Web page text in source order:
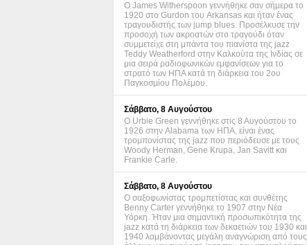
Ο James Witherspoon γεννήθηκε σαν σήμερα το
1920 στο Gurdon του Arkansas και ήταν ένας
τραγουδιστής των jump blues. Προσέλκυσε την
προσοχή των ακροατών στο τραγούδι όταν
συμμετείχε στη μπάντα του πιανίστα της jazz
Teddy Weatherford στην Καλκούτα της Ινδίας σε
μια σειρά ραδιοφωνικών εμφανίσεων για το
στρατό των ΗΠΑ κατά τη διάρκεια του 2ου
Παγκοσμίου Πολέμου.
Σάββατο, 8 Αυγούστου
Ο Urbie Green γεννήθηκε στις 8 Αυγούστου το
1926 στην Alabama των ΗΠΑ, είναι ένας
τρομπονίστας της jazz που περιόδευσε με τους
Woody Herman, Gene Krupa, Jan Savitt και
Frankie Carle.
Σάββατο, 8 Αυγούστου
Ο σαξοφωνίστας τρομπετίστας και συνθέτης
Benny Carter γεννήθηκε το 1907 στην Νέα
Υόρκη. Ήταν μια σημαντική προσωπικότητα της
jazz κατά τη διάρκεια των δεκαετιών του 1930 και
1940 λαμβάνοντας μεγάλη αναγνώριση από τους